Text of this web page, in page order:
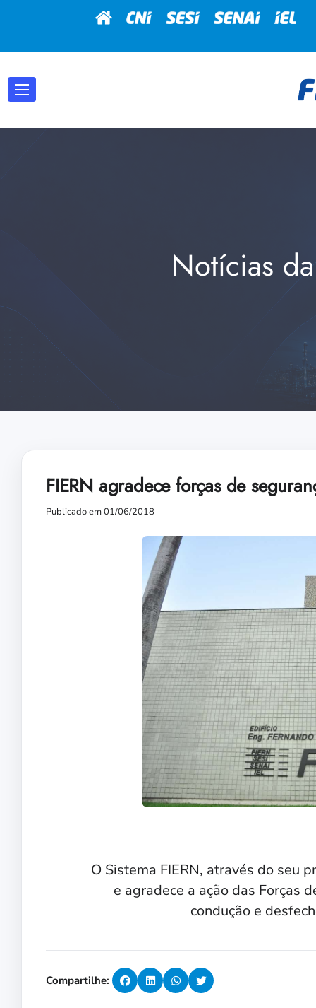
Notícias
FIERN agradece forças de
Publicado em 01/06/2018
O Sistema FIERN, através do seu
e agradece a ação das Forças
condução e
Compartilhe: